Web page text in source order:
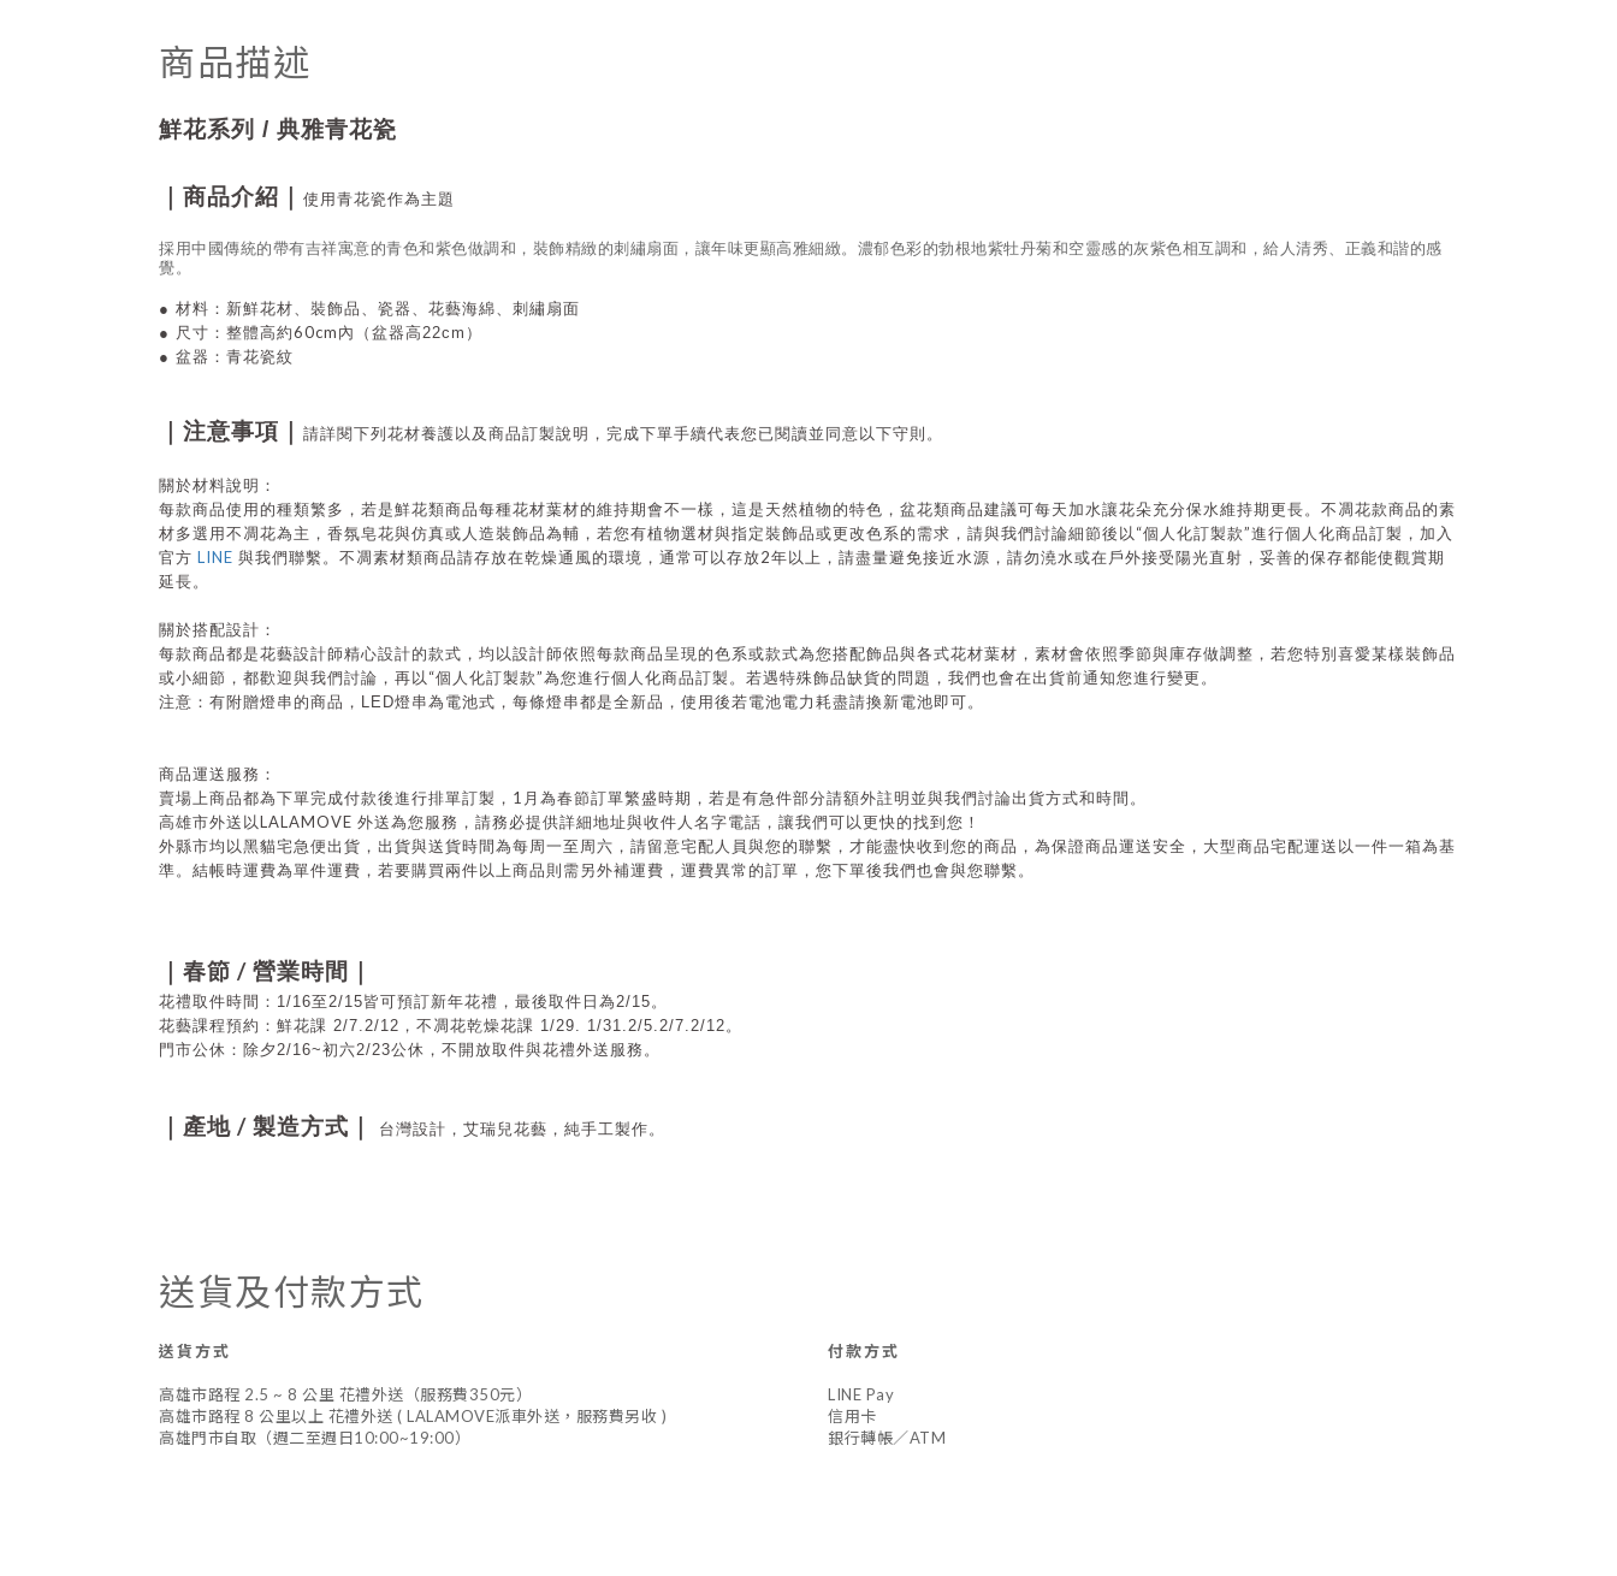
商品描述
鮮花系列 / 典雅青花瓷
｜商品介紹｜ 使用青花瓷作為主題
採用中國傳統的帶有吉祥寓意的青色和紫色做調和，裝飾精緻的刺繡扇面，讓年味更顯高雅細緻。濃郁色彩的勃根地紫牡丹菊和空靈感的灰紫色相互調和，給人清秀、正義和諧的感
覺。
● 材料： 新鮮花材、裝飾品、瓷器、花藝海綿 、刺繡扇面
● 尺寸：整體高約60cm 內（盆器高22cm）
● 盆器：青花瓷紋
｜注意事項｜ 請詳閱下列花材養護以及商品訂製說明，完成下單手續代表您已閱讀並同意以下守則。
關於材料說明：
每款商品使用的種類繁多，若是鮮花類商品每種花材葉材的維持期會不一樣，這是天然植物的特色，盆花類商品建議可每天加水讓花朵充分保水維持期更長。不凋花款商品的素
材多選用不凋花為主，香氛皂花與仿真或人造裝飾品為輔，若您有植物選材與指定裝飾品或更改色系的需求，請與我們討論細節後以 “個人化訂製款”進行個人化商品訂製，加入
官方 LINE 與我們聯繫。不凋素材類商品請存放在乾燥通風的環境，通常可以存放2年以上，請盡量避免接近水源，請勿澆水或在戶外接受陽光直射，妥善的保存都能使觀賞期
延長。
關於搭配設計：
每款商品都是花藝設計師精心設計的款式，均以設計師依照每款商品呈現的色系或款式為您搭配飾品與各式花材葉材，素材會依照季節與庫存做調整，若您特別喜愛某樣裝飾品
或小細節，都歡迎與我們討論，再以 “個人化訂製款”為您進行個人化商品訂製。若遇特殊飾品缺貨的問題，我們也會在出貨前通知您進行變更。
注意：有附贈燈串的商品， LED燈串為電池式，每條燈串都是全新品，使用後若電池電力耗盡請換新電池即可。
商品運送服務：
賣場上商品都為下單完成付款後進行排單訂製， 1 月為春節訂單繁盛時期，若是有急件部分請額外註明並與我們討論出貨方式和時間。
高雄市外送以 LALAMOVE 外送為您服務，請務必提供詳細地址與收件人名字電話，讓我們可以更快的找到您！
外縣市均以黑貓宅急便出貨，出貨與送貨時間為每周一至周六，請留意宅配人員與您的聯繫，才能盡快收到您的商品，為保證商品運送安全，大型商品宅配運送以一件一箱為基
準。結帳時運費為單件運費，若要購買兩件以上商品則需另外補運費，運費異常的訂單，您下單後我們也會與您聯繫。
｜春節 / 營業時間｜
花禮取件時間：1/16至2/15皆可預訂新年花禮，最後取件日為2/15 。
花藝課程預約：鮮花課 2/7.2/12，不凋花乾燥花課 1/29.
1/31. 2/5.2/7.2/12 。
門市公休： 除夕2/16~初六2/23公休，不開放取件與花禮外送服務。
｜產地 / 製造方式｜ 台灣設計，艾瑞兒花藝，純手工製作。
送貨及付款方式
送貨方式
高雄市路程 2.5 ~ 8 公里 花禮外送（服務費350元）
高雄市路程 8 公里以上 花禮外送 ( LALAMOVE派車外送，服務費另收 )
高雄門市自取（週二至週日10:00~19:00）
付款方式
LINE Pay
信用卡
銀行轉帳／ATM